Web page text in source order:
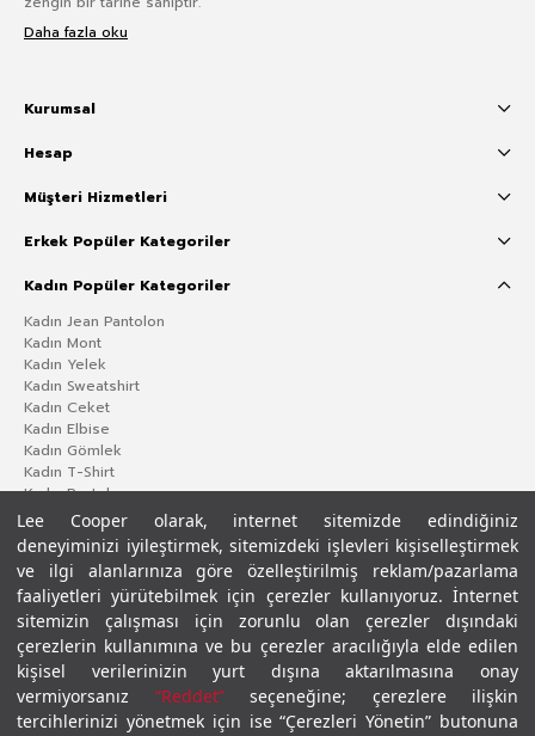
Lee Cooper olarak, internet sitemizde edindiğiniz
deneyiminizi iyileştirmek, sitemizdeki işlevleri kişiselleştirmek
ve ilgi alanlarınıza göre özelleştirilmiş reklam/pazarlama
faaliyetleri yürütebilmek için çerezler kullanıyoruz. İnternet
sitemizin çalışması için zorunlu olan çerezler dışındaki
çerezlerin kullanımına ve bu çerezler aracılığıyla elde edilen
kişisel verilerinizin yurt dışına aktarılmasına onay
vermiyorsanız “Reddet”seçeneğine; çerezlere ilişkin
tercihlerinizi yönetmek için ise “Çerezleri Yönetin” butonuna
Daha fazla oku
Kurumsal
Hesap
Müşteri Hizmetleri
Erkek Popüler Kategoriler
Kadın Popüler Kategoriler
Kadın Jean Pantolon
Kadın Mont
Kadın Yelek
Kadın Sweatshirt
Kadın Ceket
Kadın Elbise
Kadın Gömlek
Kadın T-Shirt
Kadın Pantolon
Gizlilik PolitikasıÇerez PolitikasıKVKK Aydınlatma MetniŞartlar ve Koşullar